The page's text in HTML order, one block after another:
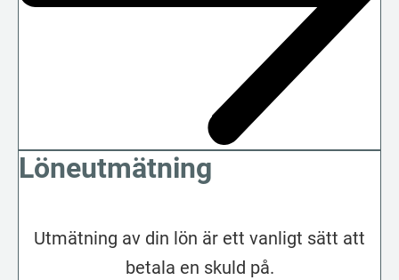
Löneutmätning
Utmätning av din lön är ett vanligt sätt att
betala en skuld på.